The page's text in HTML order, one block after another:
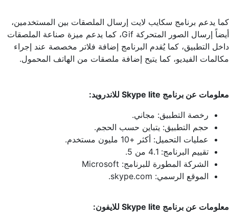
كما يدعم برنامج سكايب لايت إرسال الملصقات بين المستخدمين،
أيضاً إرسال الصور المتحركة Gif، كما يدعم ميزة صناعة الملصقات
داخل التطبيق، كما يُقدم البرنامج إضافة فلاتر مخصصة عند إجراء
مكالمات الفيديو، كما يتيح إضافة ملصقات من الهاتف المحمول.
معلومات عن برنامج Skype lite للاندرويد:
رخصة التطبيق: مجاني.
حجم التطبيق: يتباين حسب الحجم.
عمليات التحميل: أكثر +10 مليون مستخدم.
تقييم البرنامج: 4.1 من 5.
الشركة المطورة للبرنامج: Microsoft
الموقع الرسمي: skype.com.
معلومات عن برنامج Skype lite للايفون: